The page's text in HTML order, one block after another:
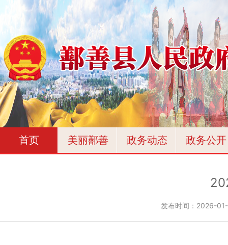
首页 美丽鄯善 政务动态 政务公开
发布时间： 2026-